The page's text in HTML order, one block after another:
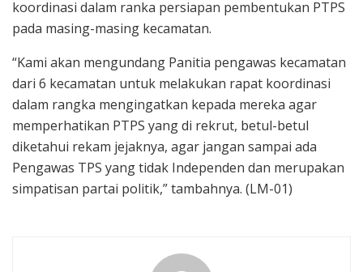
koordinasi dalam ranka persiapan pembentukan PTPS
pada masing-masing kecamatan.
“Kami akan mengundang Panitia pengawas kecamatan
dari 6 kecamatan untuk melakukan rapat koordinasi
dalam rangka mengingatkan kepada mereka agar
memperhatikan PTPS yang di rekrut, betul-betul
diketahui rekam jejaknya, agar jangan sampai ada
Pengawas TPS yang tidak Independen dan merupakan
simpatisan partai politik,” tambahnya. (LM-01)